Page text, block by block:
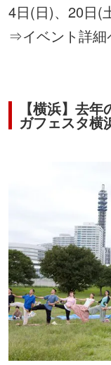
4日(日)、20日(
⇒イベント詳
【横浜】去
ガフェスタ横